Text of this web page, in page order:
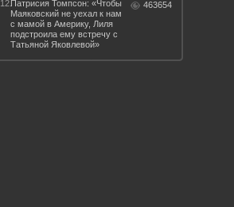
12.Патрисия Томпсон: «Чтобы
Маяковский не уехал к нам
с мамой в Америку, Лиля
подстроила ему встречу с
Татьяной Яковлевой»
463654